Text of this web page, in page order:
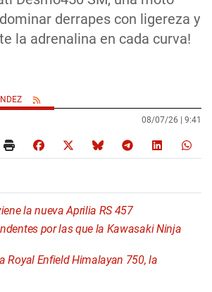
derrapes con ligereza y
la adrenalina en cada curva!
08/07/26 | 9:41
la nueva Aprilia RS 457
por las que la Kawasaki Ninja
Royal Enfield Himalayan 750, la